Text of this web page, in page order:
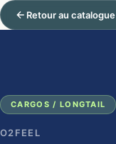
Retour au catalogue
CARGOS / LONGTAIL
O2FEEL